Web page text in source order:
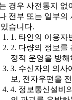
경우 사전통지 없
전부 또는 일부의
습니다.
1. 타인의 이용자
2. 다량의 정보를
정적 운영을 방해
3. 수신자의 의사
보, 전자우편을
4. 정보통신설비